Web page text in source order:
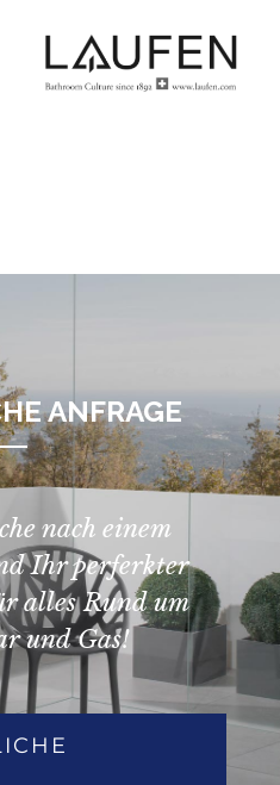
ANFRAGE
nach einem
Ihr perferkter
alles Rund um
und Gas!